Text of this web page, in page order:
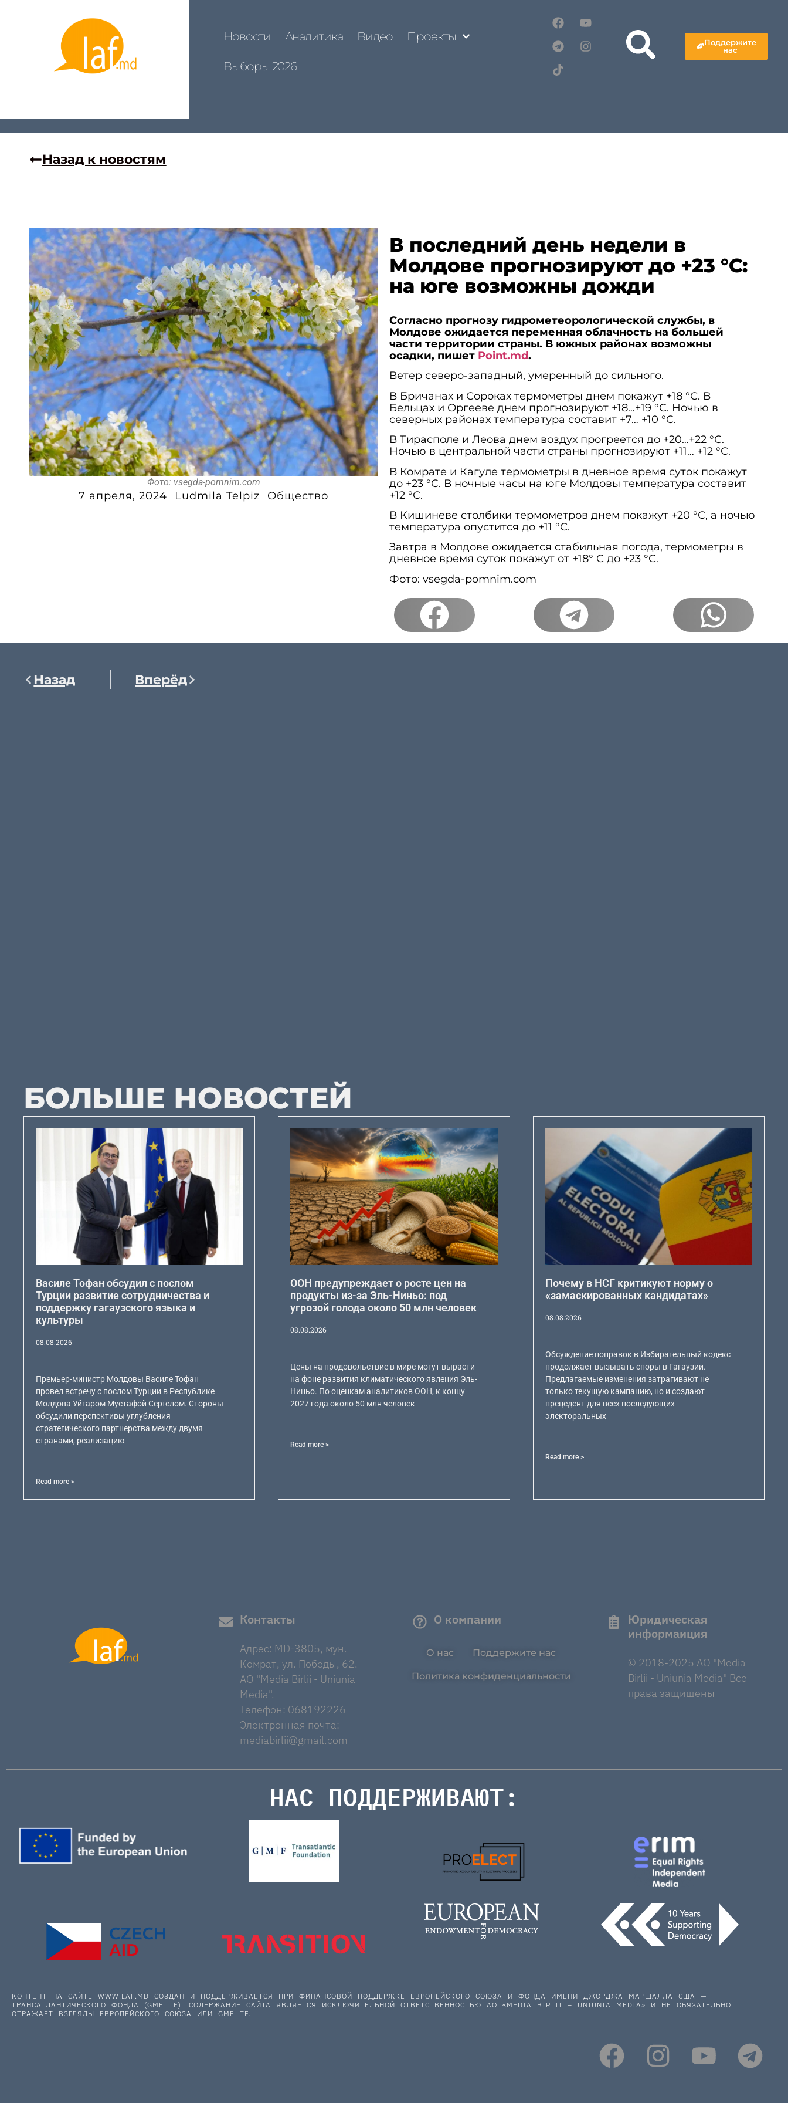
Новости Аналитика Видео Проекты
Выборы 2026
Поддержите
нас
Назад к новостям
Фото: vsegda-pomnim.com
7 апреля, 2024 Ludmila Telpiz Общество
В последний день недели в
Молдове прогнозируют до +23 °С:
на юге возможны дожди
Согласно прогнозу гидрометеорологической службы, в
Молдове ожидается переменная облачность на большей
части территории страны. В южных районах возможны
осадки, пишет Point.md.
Ветер северо-западный, умеренный до сильного.
В Бричанах и Сороках термометры днем покажут +18 °С. В
Бельцах и Оргееве днем прогнозируют +18…+19 °С. Ночью в
северных районах температура составит +7… +10 °С.
В Тирасполе и Леова днем воздух прогреется до +20…+22 °С.
Ночью в центральной части страны прогнозируют +11… +12 °С.
В Комрате и Кагуле термометры в дневное время суток покажут
до +23 °С. В ночные часы на юге Молдовы температура составит
+12 °С.
В Кишиневе столбики термометров днем покажут +20 °С, а ночью
температура опустится до +11 °С.
Завтра в Молдове ожидается стабильная погода, термометры в
дневное время суток покажут от +18° С до +23 °С.
Фото: vsegda-pomnim.com
Назад Вперёд
БОЛЬШЕ НОВОСТЕЙ
Василе Тофан обсудил с послом
Турции развитие сотрудничества и
поддержку гагаузского языка и
культуры
08.08.2026
Премьер-министр Молдовы Василе Тофан
провел встречу с послом Турции в Республике
Молдова Уйгаром Мустафой Сертелом. Стороны
обсудили перспективы углубления
стратегического партнерства между двумя
странами, реализацию
Read more >
ООН предупреждает о росте цен на
продукты из-за Эль-Ниньо: под
угрозой голода около 50 млн человек
08.08.2026
Цены на продовольствие в мире могут вырасти
на фоне развития климатического явления Эль-
Ниньо. По оценкам аналитиков ООН, к концу
2027 года около 50 млн человек
Read more >
Почему в НСГ критикуют норму о
«замаскированных кандидатах»
08.08.2026
Обсуждение поправок в Избирательный кодекс
продолжает вызывать споры в Гагаузии.
Предлагаемые изменения затрагивают не
только текущую кампанию, но и создают
прецедент для всех последующих
электоральных
Read more >
Контакты
Адрес: MD-3805, мун.
Комрат, ул. Победы, 62.
AO "Media Birlii - Uniunia
Media".
Телефон: 068192226
Электронная почта:
mediabirlii@gmail.com
О компании
О нас Поддержите нас
Политика конфиденциальности
Юридическая
информаиция
© 2018-2025 AO "Media
Birlii - Uniunia Media" Все
права защищены
НАС ПОДДЕРЖИВАЮТ:
КОНТЕНТ НА САЙТЕ WWW.LAF.MD СОЗДАН И ПОДДЕРЖИВАЕТСЯ ПРИ ФИНАНСОВОЙ ПОДДЕРЖКЕ ЕВРОПЕЙСКОГО СОЮЗА И ФОНДА ИМЕНИ ДЖОРДЖА МАРШАЛЛА США —
ТРАНСАТЛАНТИЧЕСКОГО ФОНДА (GMF TF). СОДЕРЖАНИЕ САЙТА ЯВЛЯЕТСЯ ИСКЛЮЧИТЕЛЬНОЙ ОТВЕТСТВЕННОСТЬЮ АО «MEDIA BIRLII – UNIUNIA MEDIA» И НЕ ОБЯЗАТЕЛЬНО
ОТРАЖАЕТ ВЗГЛЯДЫ ЕВРОПЕЙСКОГО СОЮЗА ИЛИ GMF TF.